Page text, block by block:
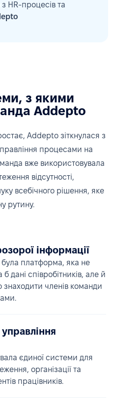
HR-процесів та
з якими
Addepto
Addepto зіткнулася з
процесами на
вже використовувала
відсутності,
всебічного рішення, яке
рутину.
інформації
платформа, яка не
дані співробітників, але й
членів команди
єдиної системи для
організації та
працівників.